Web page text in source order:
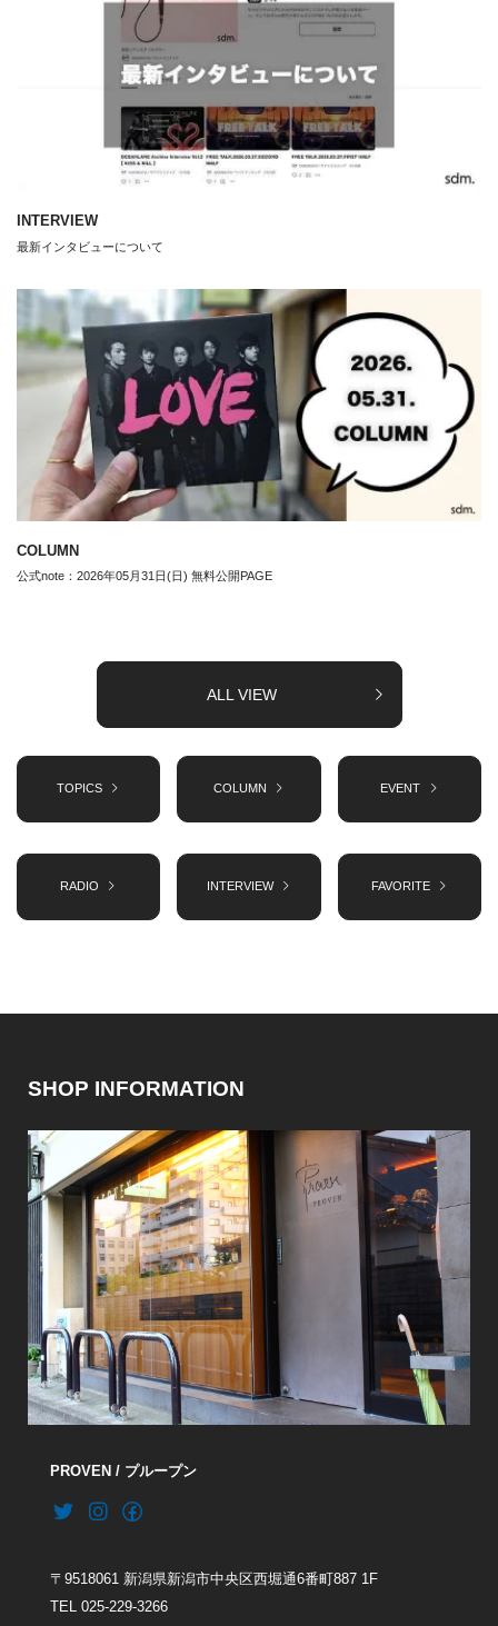
INTERVIEW
最新インタビューについて
COLUMN
公式note：2026年05月31日(日) 無料公開PAGE
ALL VIEW
TOPICS COLUMN EVENT
RADIO INTERVIEW FAVORITE
SHOP INFORMATION
PROVEN / プループン
〒9518061 新潟県新潟市中央区西堀通6番町887 1F
TEL 025-229-3266